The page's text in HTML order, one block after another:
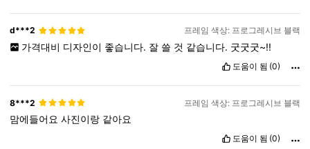
d***2 프레임 색상: 프로그레시브 블랙
가격대비 디자인이 좋습니다. 잘 쓸 것 같습니다. 굿굿굿~!!
도움이 됨 (0)
8***2 프레임 색상: 프로그레시브 블랙
맘에들어요사진이랑 같아요
도움이 됨 (0)